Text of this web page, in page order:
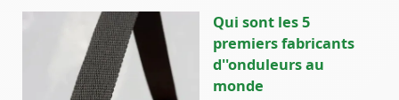
Qui sont les 5
premiers fabricants
d''onduleurs au
monde